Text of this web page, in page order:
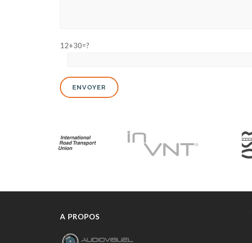
12+30=?
A PROPOS